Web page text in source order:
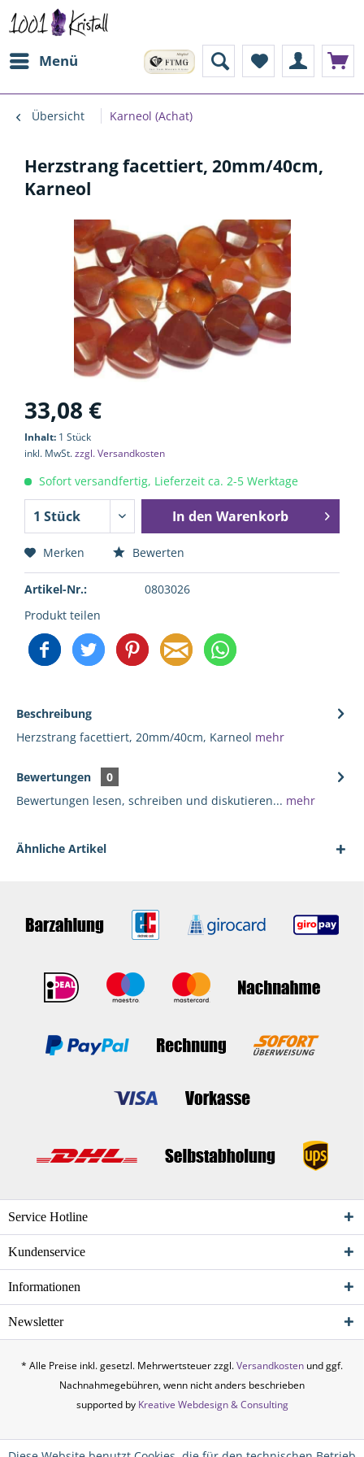
Menü
Übersicht Karneol (Achat)
Herzstrang facettiert, 20mm/40cm,
Karneol
33,08 €
Inhalt: 1 Stück
inkl. MwSt.zzgl. Versandkosten
Sofort versandfertig, Lieferzeit ca. 2-5 Werktage
In den Warenkorb
Merken Bewerten
Artikel-Nr.:
0803026
Produkt teilen
Beschreibung
Herzstrang facettiert, 20mm/40cm, Karneol mehr
Bewertungen
0
Bewertungen lesen, schreiben und diskutieren... mehr
Ähnliche Artikel
Service Hotline
Kundenservice
Informationen
Newsletter
* Alle Preise inkl. gesetzl. Mehrwertsteuer zzgl.Versandkosten und ggf.
Nachnahmegebühren, wenn nicht anders beschrieben
supported by Kreative Webdesign & Consulting